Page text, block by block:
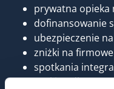
prywatna opieka
dofinansowanie
ubezpieczenie
zniżki na
spotkania
parking dla